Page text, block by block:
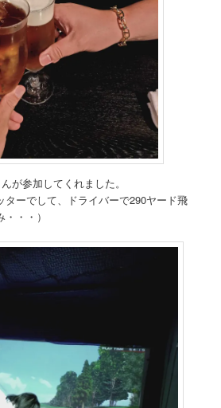
が参加してくれました。
ターでして、ドライバーで290ヤード飛
・・）